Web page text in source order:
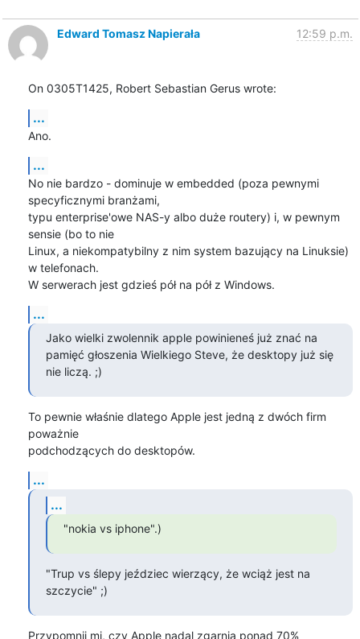
Edward Tomasz Napierała 12:59 p.m.
On 0305T1425, Robert Sebastian Gerus wrote:
...
Ano.
...
No nie bardzo - dominuje w embedded (poza pewnymi
specyficznymi branżami,
typu enterprise'owe NAS-y albo duże routery) i, w pewnym
sensie (bo to nie
Linux, a niekompatybilny z nim system bazujący na Linuksie)
w telefonach.
W serwerach jest gdzieś pół na pół z Windows.
...
Jako wielki zwolennik apple powinieneś już znać na
pamięć głoszenia Wielkiego Steve, że desktopy już się
nie liczą. ;)
To pewnie właśnie dlatego Apple jest jedną z dwóch firm
poważnie
podchodzących do desktopów.
...
...
"nokia vs iphone".)
"Trup vs ślepy jeździec wierzący, że wciąż jest na
szczycie" ;)
Przypomnij mi, czy Apple nadal zgarnia ponad 70%